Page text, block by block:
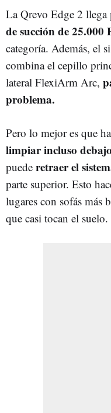
La Qrevo Edge 2 llega
de succión de 25.000
categoría. Además, el
combina el cepillo
lateral FlexiArm Arc,
problema.
Pero lo mejor es que
limpiar incluso
puede retraer el
parte superior. Esto
lugares con sofás más
que casi tocan el suelo.